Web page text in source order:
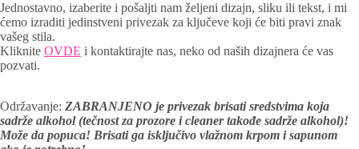
Jednostavno, izaberite i pošaljti nam željeni dizajn, sliku ili tekst, i mi
ćemo izraditi jedinstveni privezak za ključeve koji će biti pravi znak
vašeg stila.
Kliknite OVDE i kontaktirajte nas, neko od naših dizajnera će vas
pozvati.
Održavanje: ZABRANJENO je privezak brisati sredstvima koja
sadrže alkohol (tečnost za prozore i cleaner takođe sadrže alkohol)!
Može da popuca! Brisati ga isključivo vlažnom krpom i sapunom